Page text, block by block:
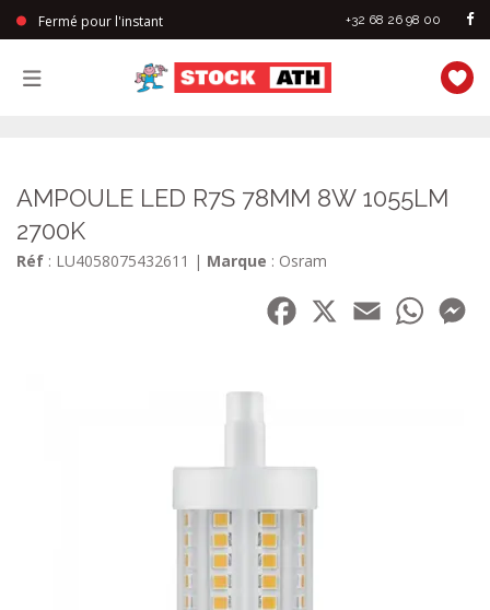
Fermé pour l'instant +32 68 26 98 00
AMPOULE LED R7S 78MM 8W 1055LM
2700K
Réf : LU4058075432611 | Marque : Osram
Facebook
Email